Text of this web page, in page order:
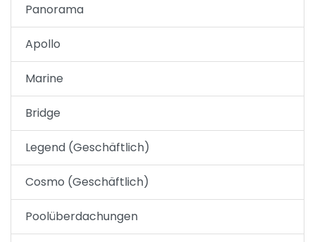
Panorama
Apollo
Marine
Bridge
Legend (Geschäftlich)
Cosmo (Geschäftlich)
Poolüberdachungen